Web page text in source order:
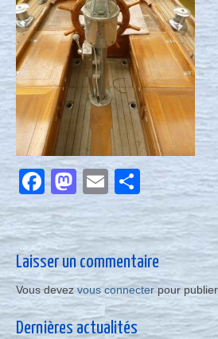
Facebook
Mastodon
Email
Laisser un commentaire
Vous devezvous connecter pour
Dernières actualités